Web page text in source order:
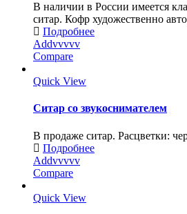
В наличии в России имеется
ситар. Кофр художественно
Подробнее
Addvvvvv
Compare
Quick View
Ситар со звукоснимателем
В продаже ситар. Расцветки:
Подробнее
Addvvvvv
Compare
Quick View